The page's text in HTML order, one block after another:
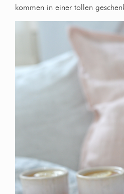
kommen in einer tollen